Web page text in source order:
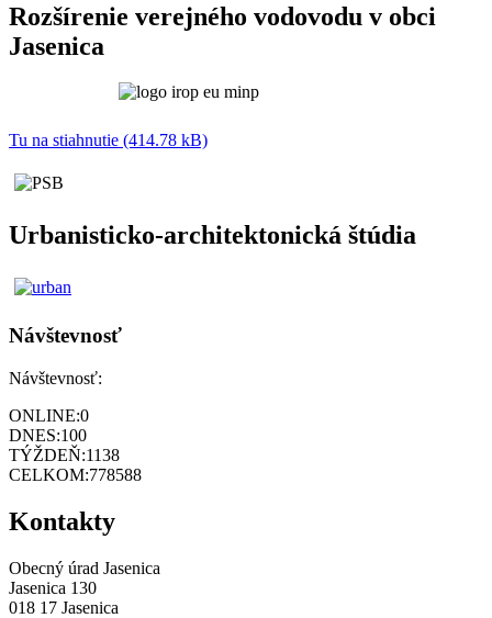
Rozšírenie verejného vodovodu v obci
Jasenica
Tu na stiahnutie (414.78 kB)
Urbanisticko-architektonická štúdia
Návštevnosť
Návštevnosť:
ONLINE:0
DNES:100
TÝŽDEŇ:1138
CELKOM:778588
Kontakty
Obecný úrad Jasenica
Jasenica 130
018 17 Jasenica